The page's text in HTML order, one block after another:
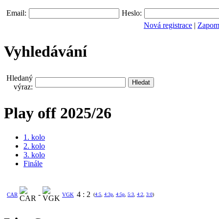
Email:
Heslo:
Nová registrace |
Vyhledávání
Hledaný
výraz:
Play off 2025/26
1. kolo
2. kolo
3. kolo
Finále
CAR - VGK 4 : 2 (4:5 4:3p 4:5p 5:3 4:2 3:0)